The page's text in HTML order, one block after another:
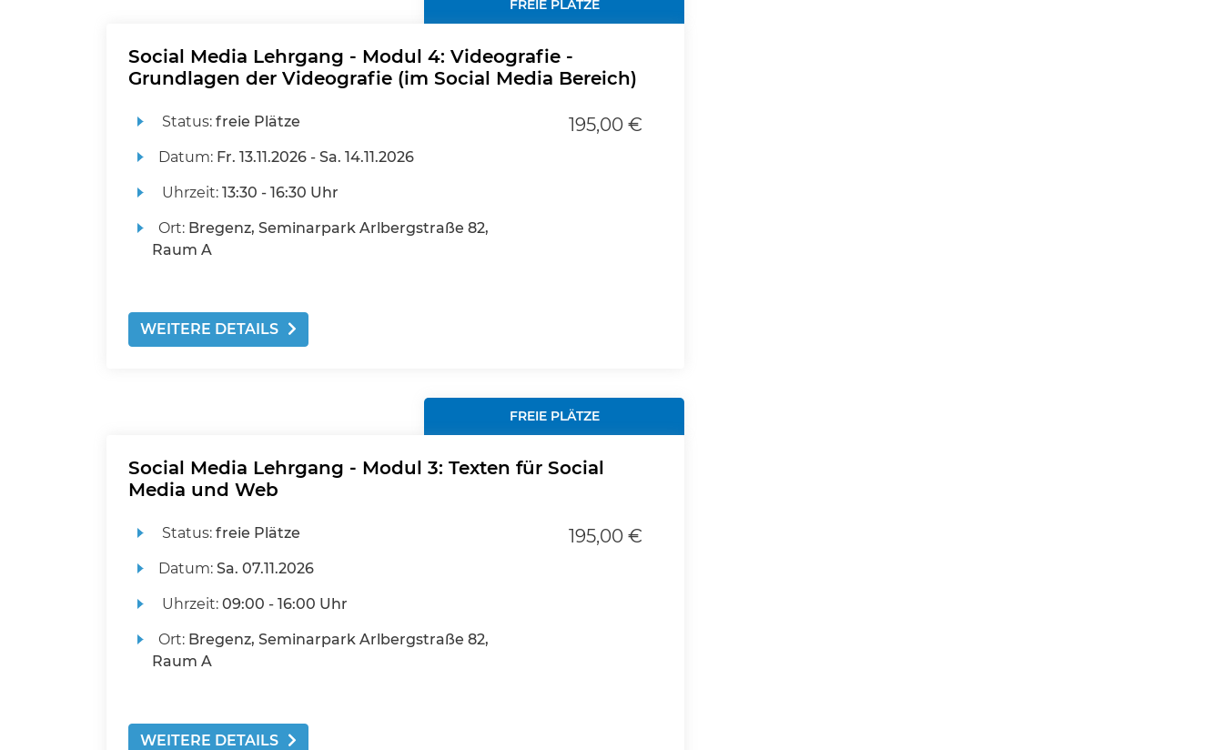
FREIE PLÄTZE
Social Media Lehrgang - Modul 4: Videografie -
Grundlagen der Videografie (im Social Media Bereich)
Status: freie Plätze
Datum: Fr. 13.11.2026 - Sa. 14.11.2026
Uhrzeit: 13:30 - 16:30 Uhr
Ort: Bregenz, Seminarpark Arlbergstraße 82,
Raum A
195,00 €
WEITERE DETAILS
FREIE PLÄTZE
Social Media Lehrgang - Modul 3: Texten für Social
Media und Web
Status: freie Plätze
Datum: Sa. 07.11.2026
Uhrzeit: 09:00 - 16:00 Uhr
Ort: Bregenz, Seminarpark Arlbergstraße 82,
Raum A
195,00 €
WEITERE DETAILS